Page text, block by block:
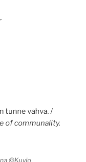
tunne vahva. /
of communality.
©Kuvio